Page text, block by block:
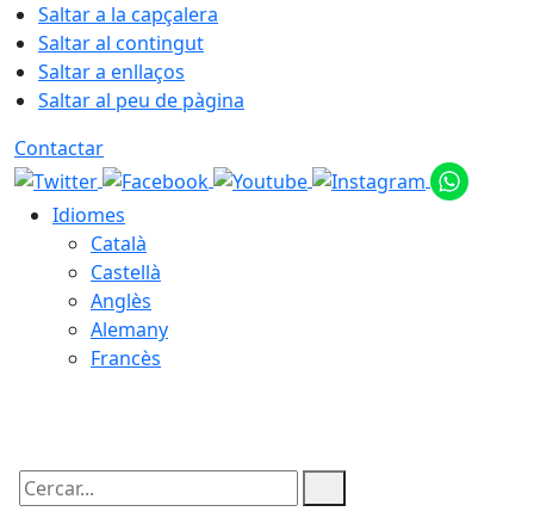
Saltar a la capçalera
Saltar al contingut
Saltar a enllaços
Saltar al peu de pàgina
Contactar
Idiomes
Català
Castellà
Anglès
Alemany
Francès
Cercar: